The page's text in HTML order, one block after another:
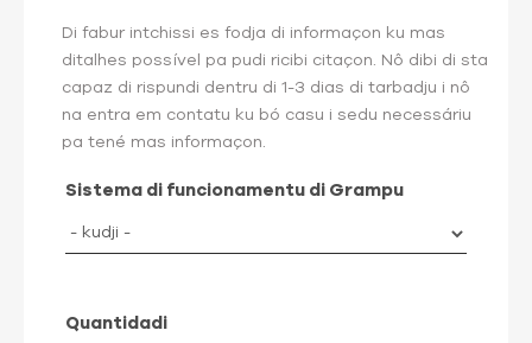
Di fabur intchissi es fodja di informaçon ku mas
ditalhes possível pa pudi ricibi citaçon. Nô dibi di sta
capaz di rispundi dentru di 1-3 dias di tarbadju i nô
na entra em contatu ku bó casu i sedu necessáriu
pa tené mas informaçon.
Sistema di funcionamentu di Grampu
Quantidadi